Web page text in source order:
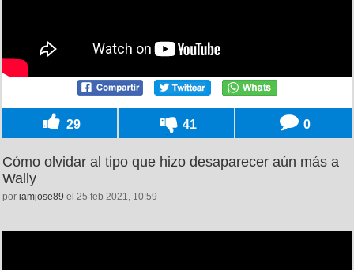
29 41 0
Cómo olvidar al tipo que hizo desaparecer aún más a
Wally
por iamjose89 el 25 feb 2021, 10:59